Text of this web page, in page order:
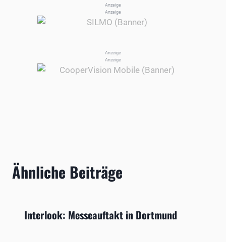
Anzeige
Anzeige
Anzeige
Anzeige
Ähnliche Beiträge
Interlook: Messeauftakt in Dortmund